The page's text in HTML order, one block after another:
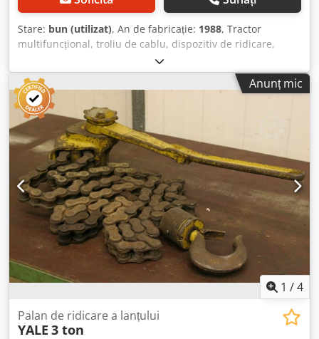
Stare: bun (utilizat), An de fabricație: 1988, Tractor
multifuncțional, troliu de cablu, dispozitiv de ridicare,
troliu de montaj, troliu universal, aparat de tras cablu -
Producător: Yale, Troliu multifuncțional tip Yaletrac 3,2
TONE -Capacitate de încărcare: 3200 kg -Cablu de oțel: Ø
16 mm / nu este inclus, disponibil din stoc contra cost
suplimentar -Cantitate: 2x trolii disponibile -Preț: per
bucată -Dimensiuni: 700/150/H370 mm -Greutate: 22
kg/buc. Dkjdsxbcxiopfx Anxer
Anunț mic
1 /4
Palan de ridicare a lanțului
YALE 3 ton